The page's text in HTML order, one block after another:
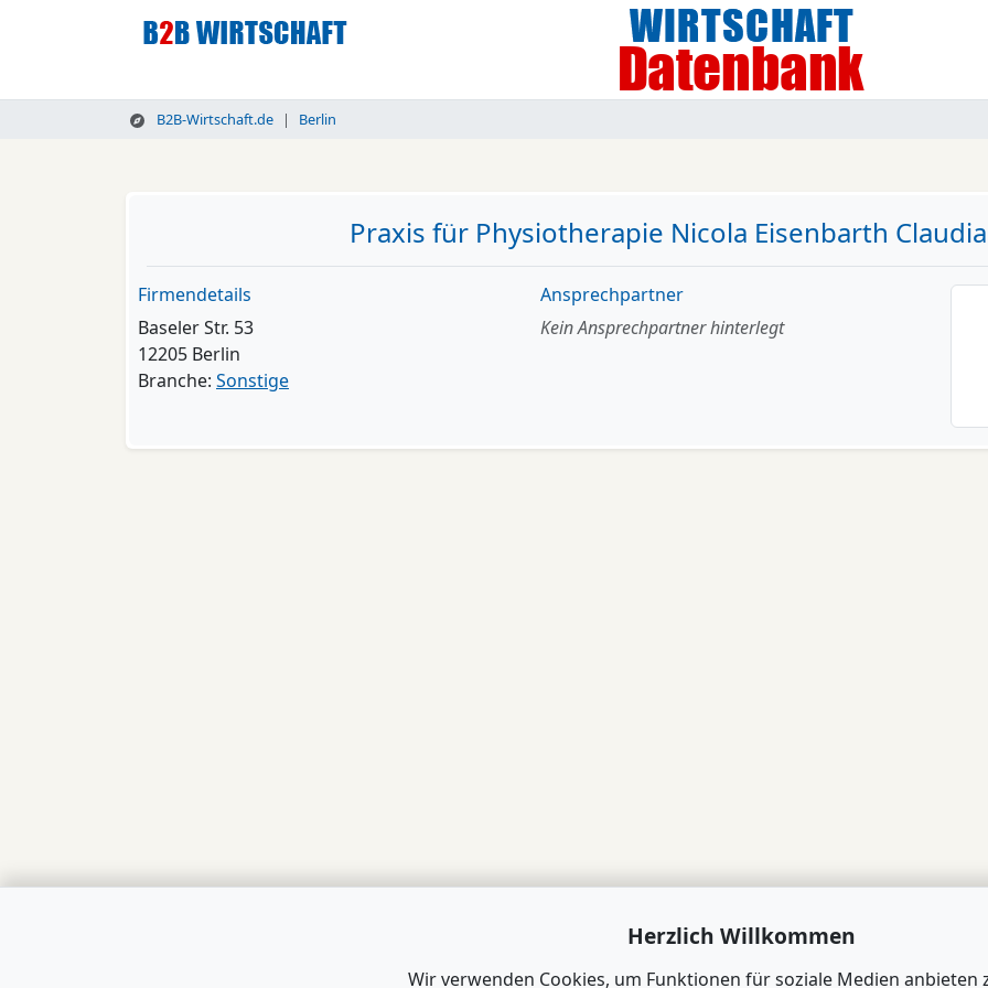
B2B-Wirtschaft.de Berlin
Praxis für Physiotherapie Nicola Eisenbarth
Firmendetails
Baseler Str. 53
12205 Berlin
Branche: Sonstige
Ansprechpartner
Kein Ansprechpartner hinterlegt
Herzlich Willkommen
Wir verwenden Cookies, um Funktionen für soziale Medien anbieten